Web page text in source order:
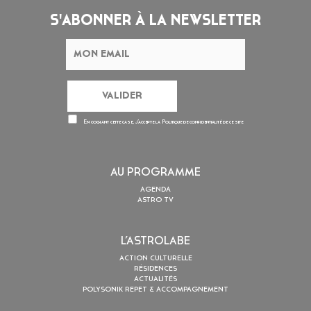
S'ABONNER À LA NEWSLETTER
En cochant cette case, j’accepte la Politique de confidentialitéde ce site
AU PROGRAMME
AGENDA
ASTRO TV
L’ASTROLABE
ACTION CULTURELLE
RÉSIDENCES
ACTUALITÉS
POLYSONIK REPET & ACCOMPAGNEMENT